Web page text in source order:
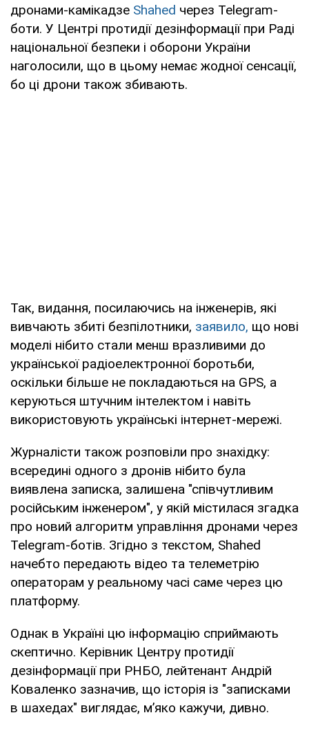
дронами-камікадзе Shahed через Telegram-
боти. У Центрі протидії дезінформації при Раді
національної безпеки і оборони України
наголосили, що в цьому немає жодної сенсації,
бо ці дрони також збивають.
Так, видання, посилаючись на інженерів, які
вивчають збиті безпілотники, заявило, що нові
моделі нібито стали менш вразливими до
української радіоелектронної боротьби,
оскільки більше не покладаються на GPS, а
керуються штучним інтелектом і навіть
використовують українські інтернет-мережі.
Журналісти також розповіли про знахідку:
всередині одного з дронів нібито була
виявлена записка, залишена "співчутливим
російським інженером", у якій містилася згадка
про новий алгоритм управління дронами через
Telegram-ботів. Згідно з текстом, Shahed
начебто передають відео та телеметрію
операторам у реальному часі саме через цю
платформу.
Однак в Україні цю інформацію сприймають
скептично. Керівник Центру протидії
дезінформації при РНБО, лейтенант Андрій
Коваленко зазначив, що історія із "записками
в шахедах" виглядає, м’яко кажучи, дивно.